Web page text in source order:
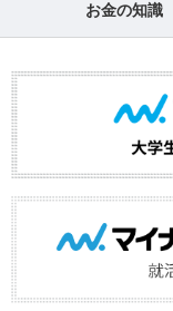
お金の知識